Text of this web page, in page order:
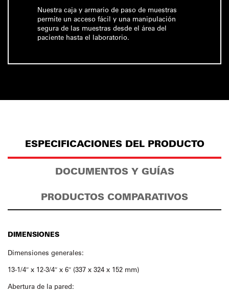
Nuestra caja y armario de paso de muestras
permite un acceso fácil y una manipulación
segura de las muestras desde el área del
paciente hasta el laboratorio.
ESPECIFICACIONES DEL PRODUCTO
DOCUMENTOS Y GUÍAS
PRODUCTOS COMPARATIVOS
DIMENSIONES
Dimensiones generales:
13-1/4″ x 12-3/4″ x 6″ (337 x 324 x 152 mm)
Abertura de la pared: